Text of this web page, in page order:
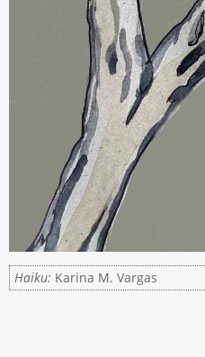
Haiku: Karina M. Vargas